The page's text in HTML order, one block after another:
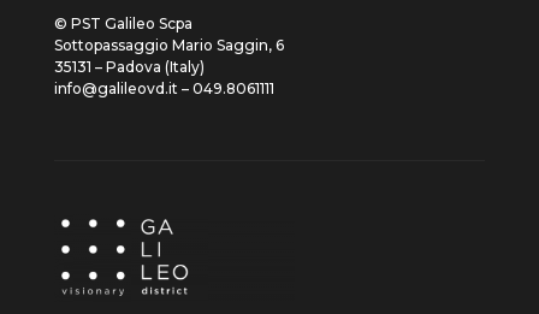
© PST Galileo Scpa
Sottopassaggio Mario Saggin, 6
35131 – Padova (Italy)
info@galileovd.it – 049.8061111